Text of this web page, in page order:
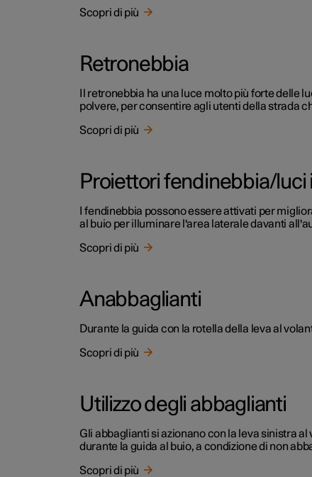
Scopri di più
Retronebbia
Il retronebbia ha una luce molto più forte delle
polvere, per consentire agli utenti della strada
Scopri di più
Proiettori fendinebbia/luci
I fendinebbia possono essere attivati per
al buio per illuminare l'area laterale davanti
Scopri di più
Anabbaglianti
Durante la guida con la rotella della leva al
Scopri di più
Utilizzo degli abbaglianti
Gli abbaglianti si azionano con la leva sinistra
durante la guida al buio, a condizione di non
Scopri di più